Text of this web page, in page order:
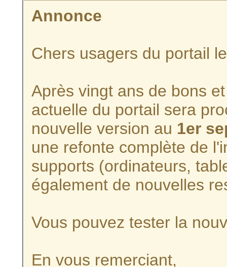
Annonce
Chers usagers du portail
Après vingt ans de bons
actuelle du portail sera
nouvelle version au 1er
une refonte complète de
supports (ordinateurs,
également de nouvelles
Vous pouvez tester la
En vous remerciant,